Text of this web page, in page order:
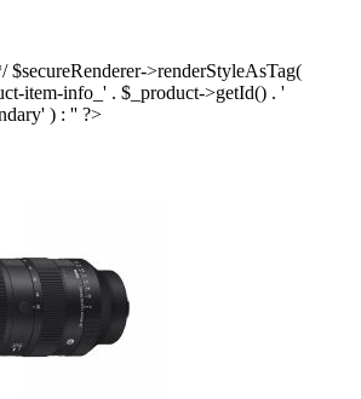
$secureRenderer->renderStyleAsTag(
item-info_' . $_product->getId() . '
) : '' ?>